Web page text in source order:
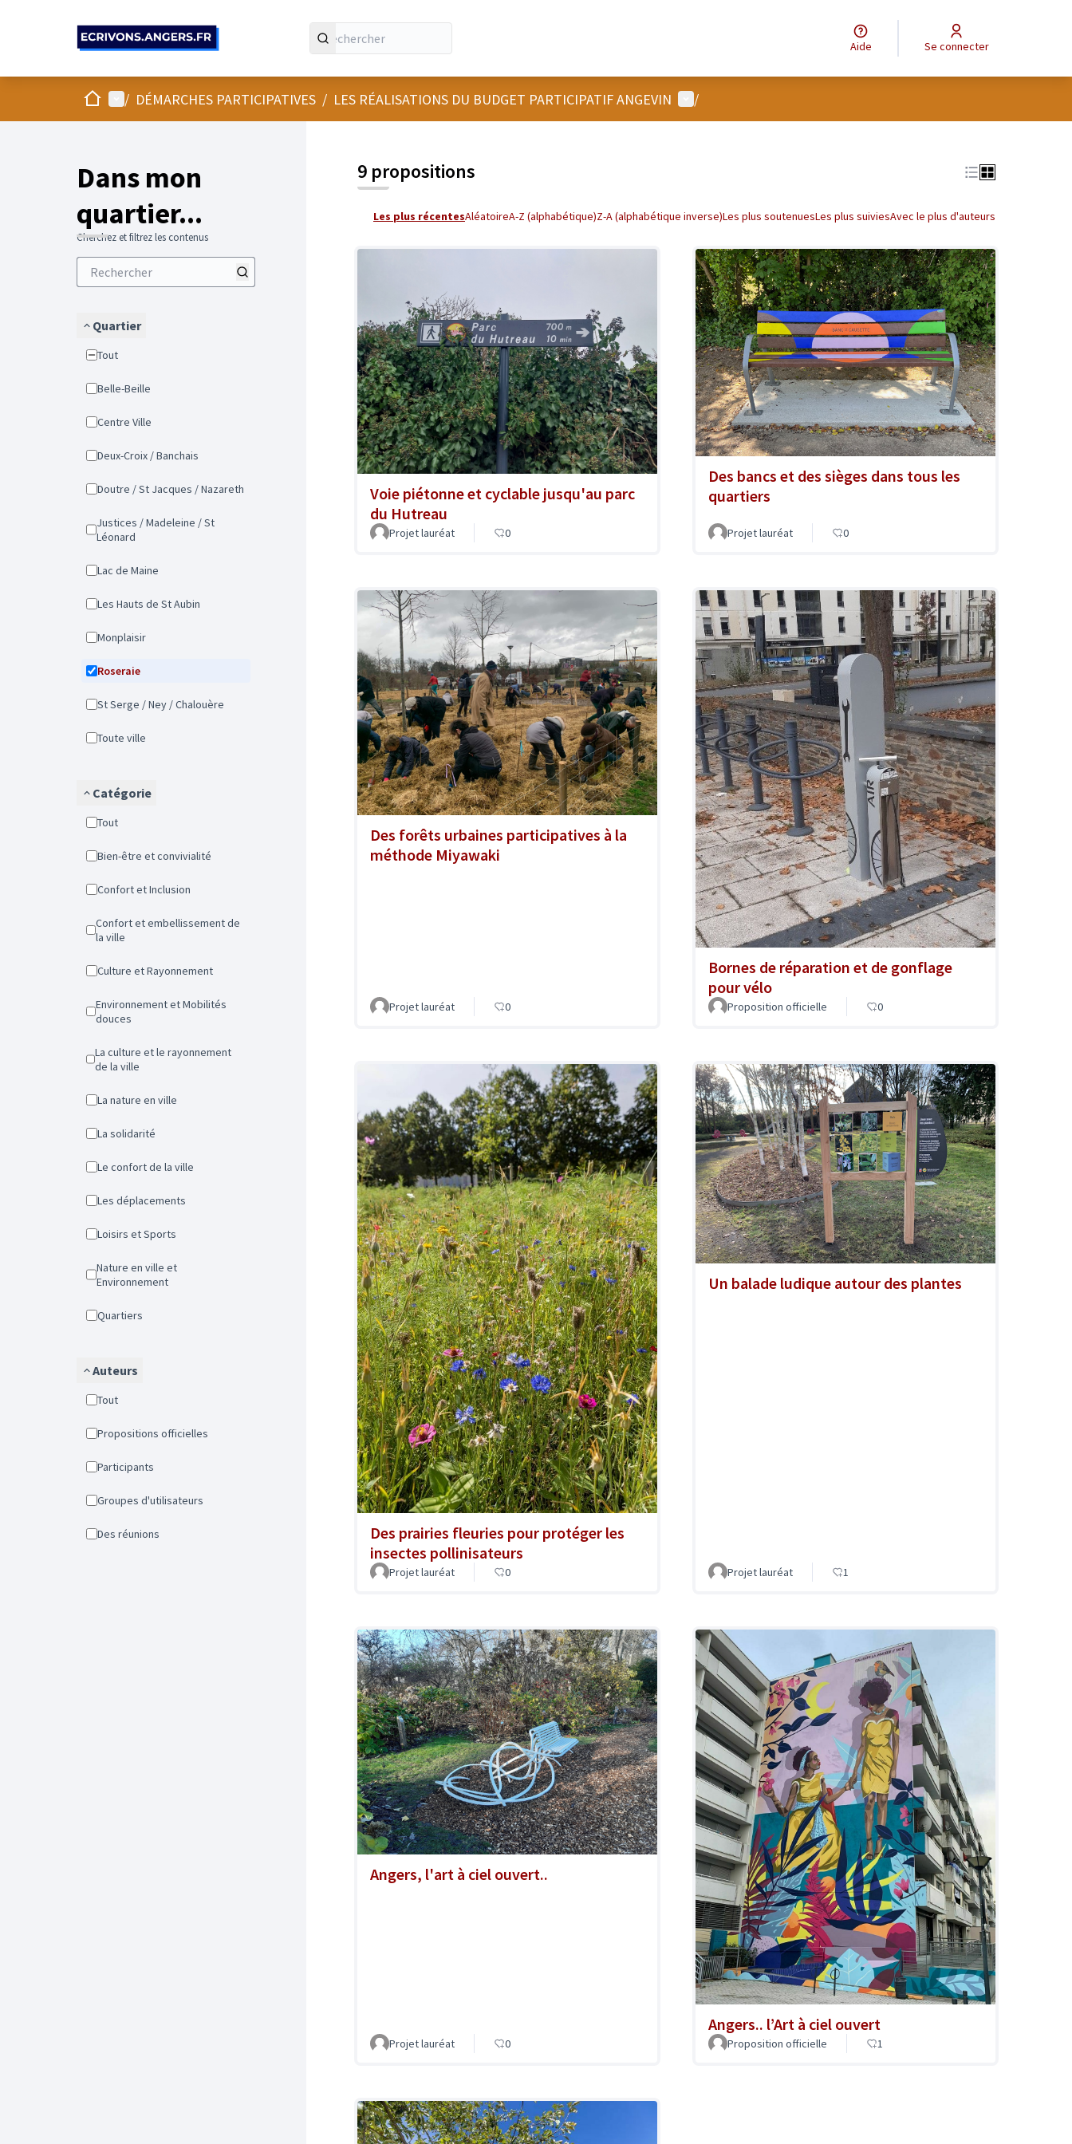
Aide Se connecter
AccueilMenu principal
/ DÉMARCHES PARTICIPATIVES / LES RÉALISATIONS DU BUDGET PARTICIPATIF ANGEVIN Menu utilisateur
/
Dans mon
quartier...
Cherchez et filtrez les contenus
Quartier
Tout
Belle-Beille
Centre Ville
Deux-Croix / Banchais
Doutre / St Jacques / Nazareth
Justices / Madeleine / St
Léonard
Lac de Maine
Les Hauts de St Aubin
Monplaisir
Roseraie
St Serge / Ney / Chalouère
Toute ville
Catégorie
Tout
Bien-être et convivialité
Confort et Inclusion
Confort et embellissement de
la ville
Culture et Rayonnement
Environnement et Mobilités
douces
La culture et le rayonnement
de la ville
La nature en ville
La solidarité
Le confort de la ville
Les déplacements
Loisirs et Sports
Nature en ville et
Environnement
Quartiers
Auteurs
Tout
Propositions officielles
Participants
Groupes d'utilisateurs
Des réunions
9 propositions
Les plus récentesAléatoireA-Z (alphabétique)Z-A (alphabétique inverse)Les plus soutenuesLes plus suiviesAvec le plus d'auteurs
Voie piétonne et cyclable jusqu'au parc
du Hutreau
Projet lauréat 0
Des bancs et des sièges dans tous les
quartiers
Projet lauréat 0
Des forêts urbaines participatives à la
méthode Miyawaki
Projet lauréat 0
Bornes de réparation et de gonflage
pour vélo
Proposition officielle 0
Des prairies fleuries pour protéger les
insectes pollinisateurs
Projet lauréat 0
Un balade ludique autour des plantes
Projet lauréat 1
Angers, l'art à ciel ouvert..
Projet lauréat 0
Angers.. l’Art à ciel ouvert
Proposition officielle 1